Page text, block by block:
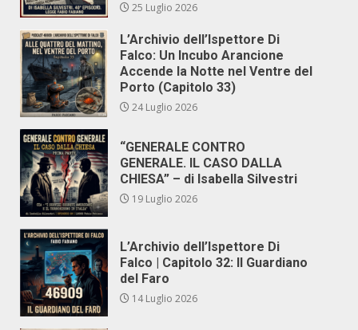
25 Luglio 2026
L’Archivio dell’Ispettore Di
Falco: Un Incubo Arancione
Accende la Notte nel Ventre del
Porto (Capitolo 33)
24 Luglio 2026
“GENERALE CONTRO
GENERALE. IL CASO DALLA
CHIESA” – di Isabella Silvestri
19 Luglio 2026
L’Archivio dell’Ispettore Di
Falco | Capitolo 32: Il Guardiano
del Faro
14 Luglio 2026